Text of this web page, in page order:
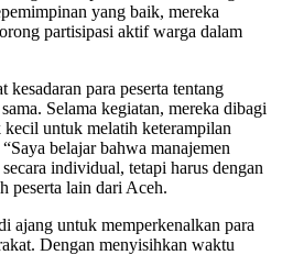
yang baik, mereka
partisipasi aktif warga dalam
para peserta tentang
Selama kegiatan, mereka dibagi
untuk melatih keterampilan
belajar bahwa manajemen
individual, tetapi harus dengan
peserta lain dari Aceh.
ajang untuk memperkenalkan para
Dengan menyisihkan waktu